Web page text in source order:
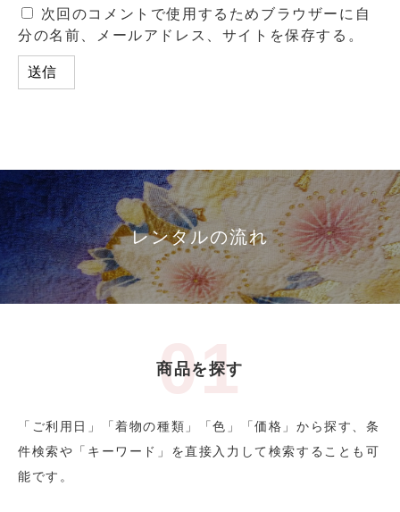
次回のコメントで使用するためブラウザーに自
分の名前、メールアドレス、サイトを保存する。
レンタルの流れ
商品を探す
「ご利用日」「着物の種類」「色」「価格」から探す、条
件検索や「キーワード」を直接入力して検索することも可
能です。